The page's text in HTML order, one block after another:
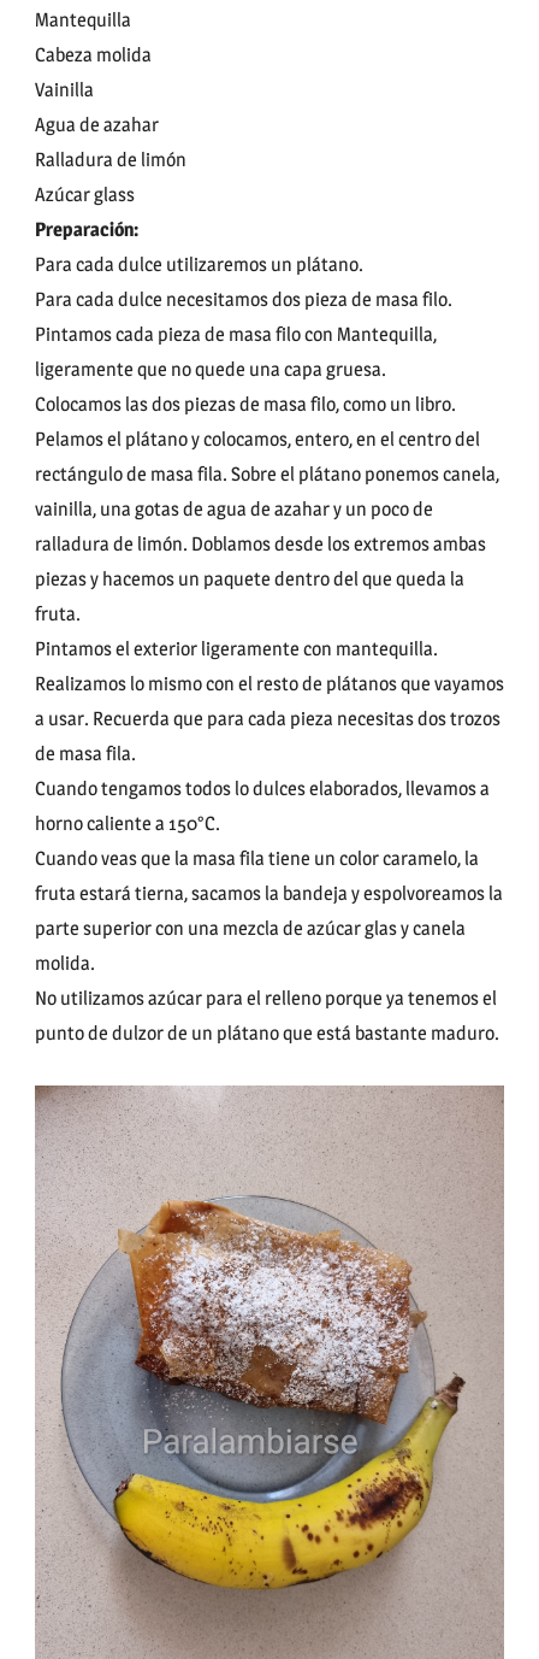
Mantequilla
Cabeza molida
Vainilla
Agua de azahar
Ralladura de limón
Azúcar glass
Preparación:
Para cada dulce utilizaremos un plátano.
Para cada dulce necesitamos dos pieza de masa filo.
Pintamos cada pieza de masa filo con Mantequilla,
ligeramente que no quede una capa gruesa.
Colocamos las dos piezas de masa filo, como un libro.
Pelamos el plátano y colocamos, entero, en el centro del
rectángulo de masa fila. Sobre el plátano ponemos canela,
vainilla, una gotas de agua de azahar y un poco de
ralladura de limón. Doblamos desde los extremos ambas
piezas y hacemos un paquete dentro del que queda la
fruta.
Pintamos el exterior ligeramente con mantequilla.
Realizamos lo mismo con el resto de plátanos que vayamos
a usar. Recuerda que para cada pieza necesitas dos trozos
de masa fila.
Cuando tengamos todos lo dulces elaborados, llevamos a
horno caliente a 150°C.
Cuando veas que la masa fila tiene un color caramelo, la
fruta estará tierna, sacamos la bandeja y espolvoreamos la
parte superior con una mezcla de azúcar glas y canela
molida.
No utilizamos azúcar para el relleno porque ya tenemos el
punto de dulzor de un plátano que está bastante maduro.